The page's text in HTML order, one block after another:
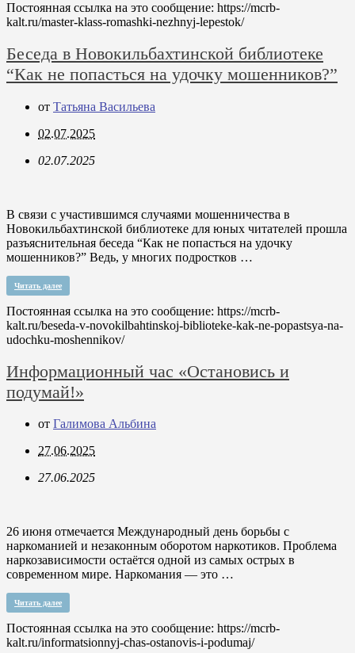
Постоянная ссылка на это сообщение: https://mcrb-
kalt.ru/master-klass-romashki-nezhnyj-lepestok/
Беседа в Новокильбахтинской библиотеке
“Как не попасться на удочку мошенников?”
от Татьяна Васильева
02.07.2025
02.07.2025
В связи с участившимся случаями мошенничества в
Новокильбахтинской библиотеке для юных читателей прошла
разъяснительная беседа “Как не попасться на удочку
мошенников?” Ведь, у многих подростков …
Читать далее
Постоянная ссылка на это сообщение: https://mcrb-
kalt.ru/beseda-v-novokilbahtinskoj-biblioteke-kak-ne-popastsya-na-
udochku-moshennikov/
Информационный час «Остановись и
подумай!»
от Галимова Альбина
27.06.2025
27.06.2025
26 июня отмечается Международный день борьбы с
наркоманией и незаконным оборотом наркотиков. Проблема
наркозависимости остаётся одной из самых острых в
современном мире. Наркомания — это …
Читать далее
Постоянная ссылка на это сообщение: https://mcrb-
kalt.ru/informatsionnyj-chas-ostanovis-i-podumaj/